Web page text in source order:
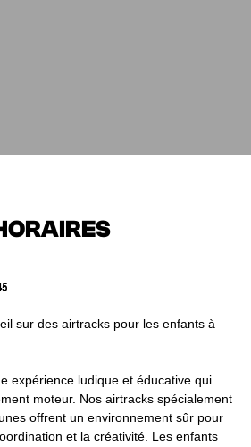
sur des airtracks pour les enfants à
expérience ludique et éducative qui
moteur. Nos airtracks spécialement
offrent un environnement sûr pour
et la créativité. Les enfants